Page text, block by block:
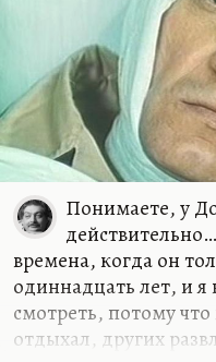
Понимаете, у
времена, когда он
одиннадцать лет, и
смотреть, потому
отдыхал, других